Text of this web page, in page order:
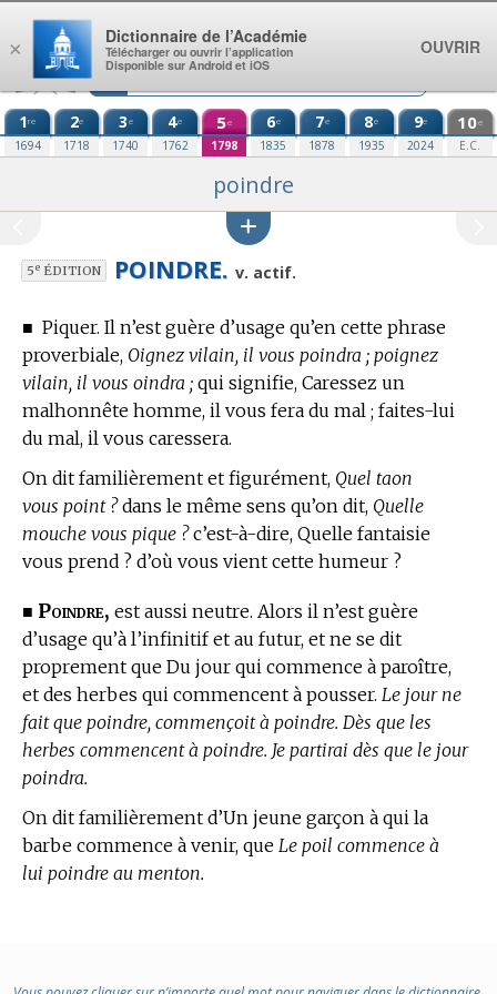
Aller au contenu
1re
1694
2e
1718
3e
1740
4e
1762
5e
1798
6e
1835
7e
1878
8e
1935
9e
2024
10e
E.C.
poindre
5eÉDITION POINDRE. v. actif.
■ Piquer. Il n’est guère d’usage qu’en cette phrase
proverbiale, Oignez vilain, il vous poindra ; poignez
vilain, il vous oindra ; qui signifie, Caressez un
malhonnête homme, il vous fera du mal ; faites-lui
du mal, il vous caressera.
On dit familièrement et figurément, Quel taon
vous point ?dans le même sens qu’on dit, Quelle
mouche vous pique ?c’est-à-dire, Quelle fantaisie
vous prend ? d’où vous vient cette humeur ?
■ Poindre, est aussi neutre. Alors il n’est guère
d’usage qu’à l’infinitif et au futur, et ne se dit
proprement que Du jour qui commence à paroître,
et des herbes qui commencent à pousser. Le jour ne
fait que poindre, commençoit à poindre. Dès que les
herbes commencent à poindre. Je partirai dès que le jour
poindra.
On dit familièrement d’Un jeune garçon à qui la
barbe commence à venir, que Le poil commence à
lui poindre au menton.
×
Dictionnaire de l’Académie
Télécharger ou ouvrir l’application
Disponible sur Android et iOS
OUVRIR